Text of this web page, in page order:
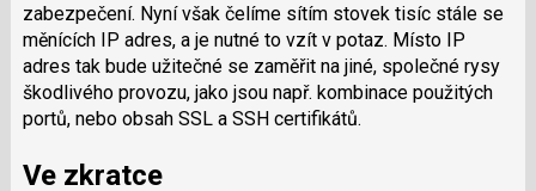
zabezpečení. Nyní však čelíme sítím stovek tisíc stále se
měnících IP adres, a je nutné to vzít v potaz. Místo IP
adres tak bude užitečné se zaměřit na jiné, společné rysy
škodlivého provozu, jako jsou např. kombinace použitých
portů, nebo obsah SSL a SSH certifikátů.
Ve zkratce